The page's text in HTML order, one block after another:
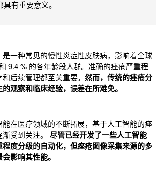
有重要意义。
一种常见的慢性炎症性皮肤病，影响着全球
9.4 % 的各年龄段人群。准确的痤疮严重程
后续管理都至关重要。 然而，传统的痤疮分
观察和临床经验，误差在所难免。
在医疗领域的不断拓展，基于人工智能的痤
受到关注。
尽管已经开发了一些人工智能
度分级的自动化，但痤疮图像采集来源的多
影响其性能。